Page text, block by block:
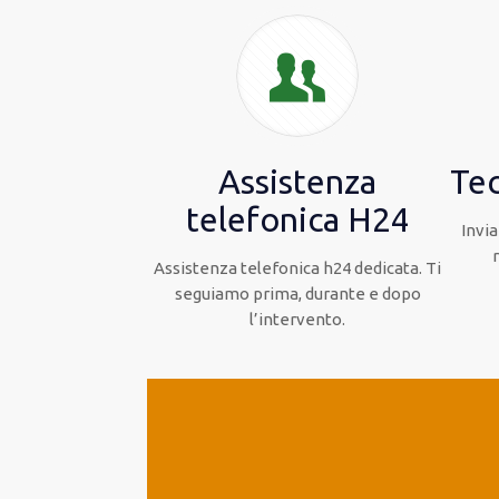
Assistenza
telefonica H24
Assistenza telefonica h24 dedicata. Ti
seguiamo prima, durante e dopo
l’intervento.